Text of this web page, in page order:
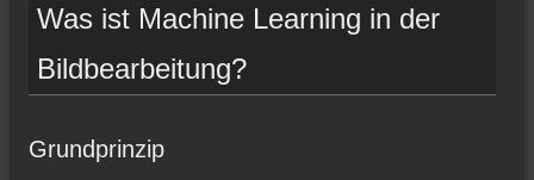
Was ist Machine Learning in der
Bildbearbeitung?
Grundprinzip